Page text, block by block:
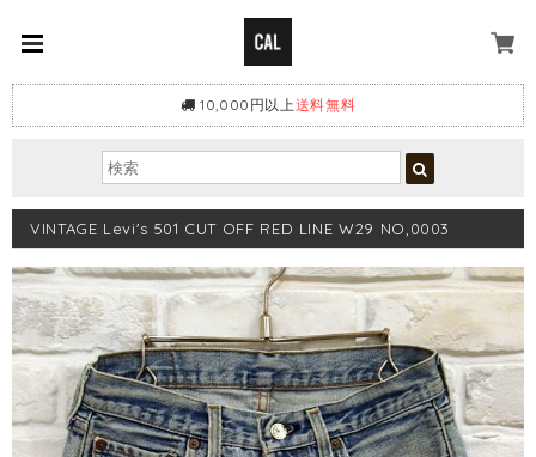
10,000円以上送料無料
VINTAGE Levi's 501 CUT OFF RED LINE W29 NO,0003